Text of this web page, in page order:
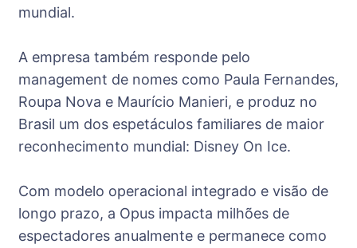
mundial.
A empresa também responde pelo
management de nomes como Paula Fernandes,
Roupa Nova e Maurício Manieri, e produz no
Brasil um dos espetáculos familiares de maior
reconhecimento mundial: Disney On Ice.
Com modelo operacional integrado e visão de
longo prazo, a Opus impacta milhões de
espectadores anualmente e permanece como